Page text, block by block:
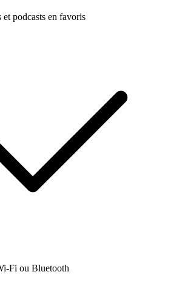
podcasts en favoris
Fi ou Bluetooth